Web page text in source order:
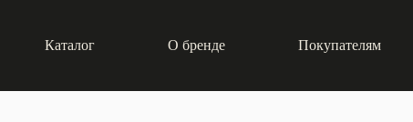
Каталог О бренде Покупателям